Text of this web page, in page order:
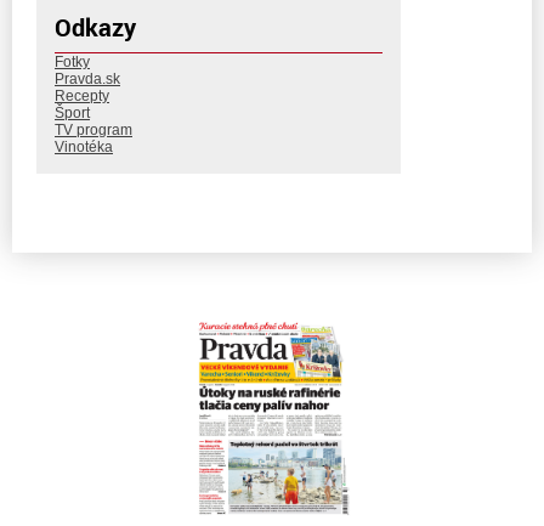
Odkazy
Fotky
Pravda.sk
Recepty
Šport
TV program
Vinotéka